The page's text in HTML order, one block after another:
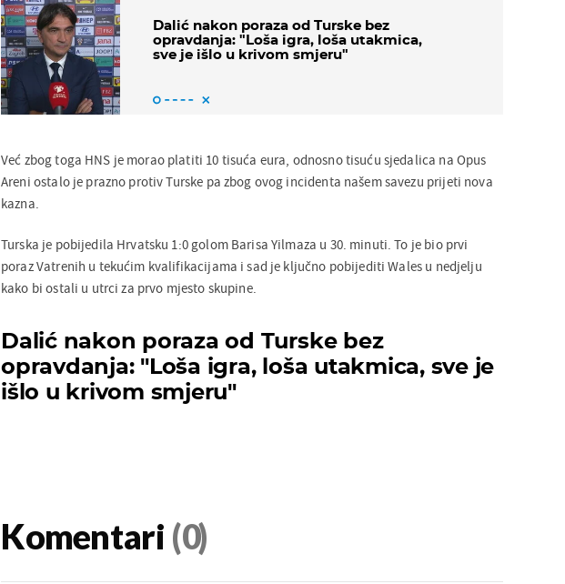
Dalić nakon poraza od Turske bez
opravdanja: "Loša igra, loša utakmica,
sve je išlo u krivom smjeru"
Već zbog toga HNS je morao platiti 10 tisuća eura, odnosno tisuću sjedalica na Opus
Areni ostalo je prazno protiv Turske pa zbog ovog incidenta našem savezu prijeti nova
kazna.
Turska je pobijedila Hrvatsku 1:0 golom Barisa Yilmaza u 30. minuti. To je bio prvi
poraz Vatrenih u tekućim kvalifikacijama i sad je ključno pobijediti Wales u nedjelju
kako bi ostali u utrci za prvo mjesto skupine.
Dalić nakon poraza od Turske bez
opravdanja: "Loša igra, loša utakmica, sve je
išlo u krivom smjeru"
Komentari (0)